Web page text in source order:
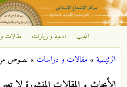
تجاوز إلى المحتوى
مركز
الإشعاع
المجيب ادعية و زيارات مقالات
أنت هنا
الرئيسية»مقالات و دراسات »نصوص من